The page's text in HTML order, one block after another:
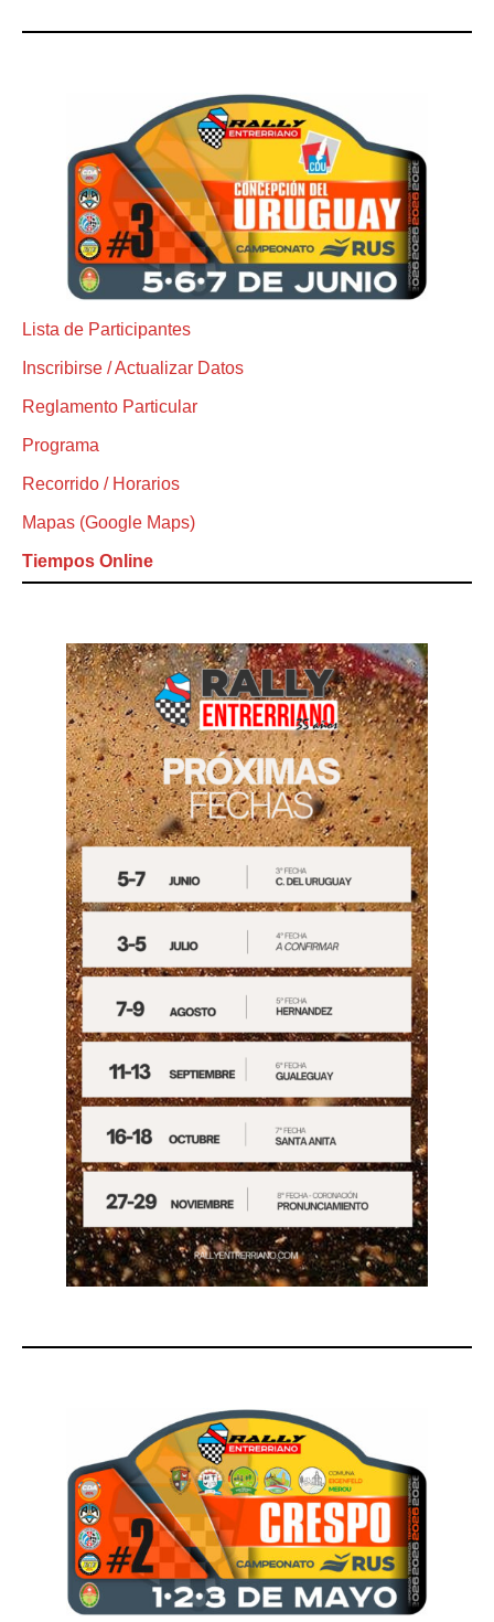
Lista de Participantes
Inscribirse / Actualizar Datos
Reglamento Particular
Programa
Recorrido / Horarios
Mapas (Google Maps)
Tiempos Online